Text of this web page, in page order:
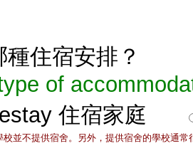
種住宿安排？
of
住宿家庭
校並不提供宿舍。另外，提供宿舍的學校通